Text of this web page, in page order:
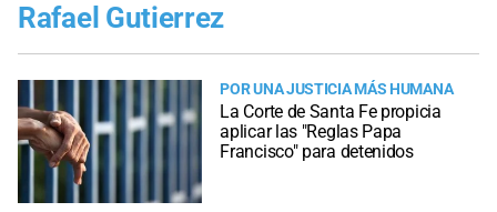
Rafael Gutierrez
POR UNA JUSTICIA MÁS HUMANA
La Corte de Santa Fe propicia
aplicar las "Reglas Papa
Francisco" para detenidos